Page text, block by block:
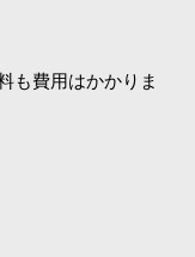
も費用はかかりま